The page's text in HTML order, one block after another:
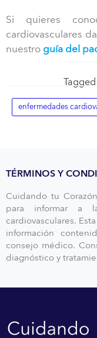
Si quieres
cardiovasculares
nuestroguía del
Tagged
enfermedades
TÉRMINOS Y
Cuidando tu
para informar a
cardiovasculares.
información
consejo médico.
diagnóstico y